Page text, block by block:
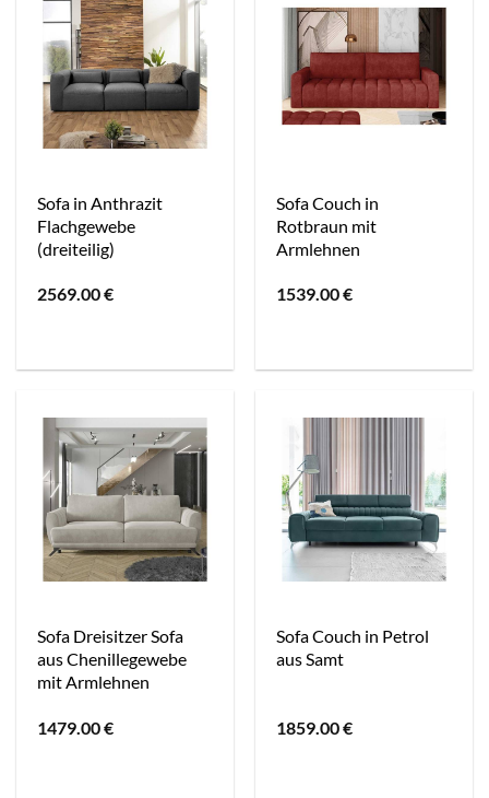
Sofa in Anthrazit
Flachgewebe
(dreiteilig)
2569.00€
Sofa Couch in
Rotbraun mit
Armlehnen
1539.00€
Sofa Dreisitzer Sofa
aus Chenillegewebe
mit Armlehnen
1479.00€
Sofa Couch in Petrol
aus Samt
1859.00€